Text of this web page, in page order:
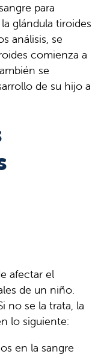
para
glándula tiroides
análisis, se
comienza a
se
de su hijo a
afectar el
de un niño.
no se la trata, la
lo siguiente:
en la sangre